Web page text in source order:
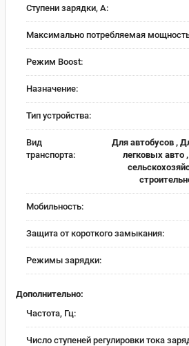
Ступени зарядки, А:
Максимально потребляемая
Режим Boost:
Назначение:
Тип устройства:
Вид
транспорта:
Для автобусов ,
легковых авто
Мобильность:
Защита от короткого замыкания:
Режимы зарядки:
Дополнительно:
Частота, Гц:
Число ступеней регулировки тока